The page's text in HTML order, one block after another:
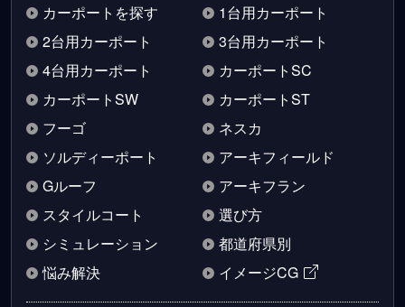
カーポートを探す
1台用カーポート
2台用カーポート
3台用カーポート
4台用カーポート
カーポートSC
カーポートSW
カーポートST
フーゴ
ネスカ
ソルディーポート
アーキフィールド
Gルーフ
アーキフラン
スタイルコート
選び方
シミュレーション
都道府県別
悩み解決
イメージCG